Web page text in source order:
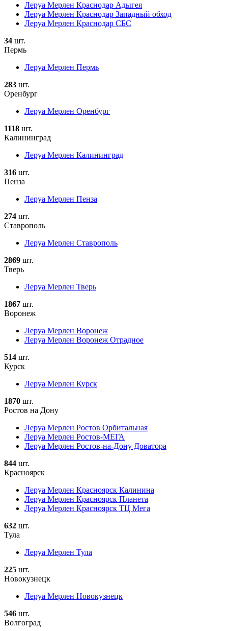
Леруа Мерлен Краснодар Адыгея
Леруа Мерлен Краснодар Западный обход
Леруа Мерлен Краснодар СБС
34 шт.
Пермь
Леруа Мерлен Пермь
283 шт.
Оренбург
Леруа Мерлен Оренбург
1118 шт.
Калининград
Леруа Мерлен Калининград
316 шт.
Пенза
Леруа Мерлен Пенза
274 шт.
Ставрополь
Леруа Мерлен Ставрополь
2869 шт.
Тверь
Леруа Мерлен Тверь
1867 шт.
Воронеж
Леруа Мерлен Воронеж
Леруа Мерлен Воронеж Отрадное
514 шт.
Курск
Леруа Мерлен Курск
1870 шт.
Ростов на Дону
Леруа Мерлен Ростов Орбитальная
Леруа Мерлен Ростов-МЕГА
Леруа Мерлен Ростов-на-Дону Доватора
844 шт.
Красноярск
Леруа Мерлен Красноярск Калинина
Леруа Мерлен Красноярск Планета
Леруа Мерлен Красноярск ТЦ Мега
632 шт.
Тула
Леруа Мерлен Тула
225 шт.
Новокузнецк
Леруа Мерлен Новокузнецк
546 шт.
Волгоград